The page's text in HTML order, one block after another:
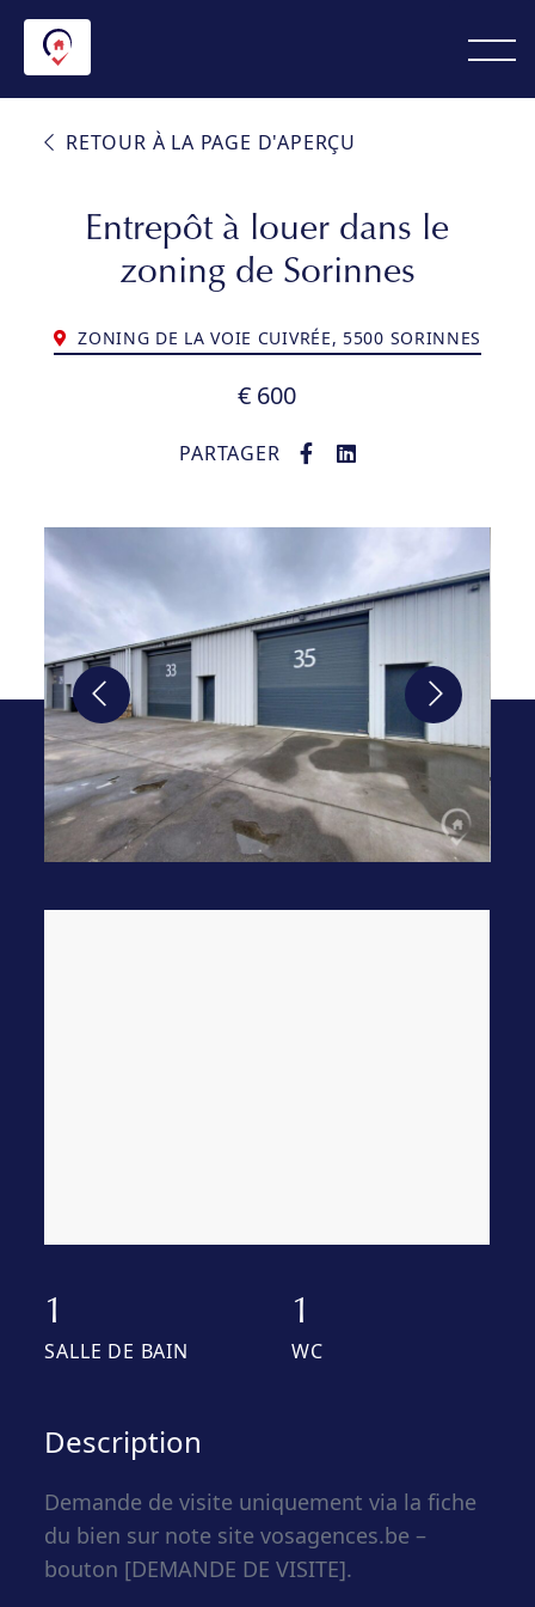
RETOUR À LA PAGE D'APERÇU
Entrepôt à louer dans le
zoning de Sorinnes
ZONING DE LA VOIE CUIVRÉE, 5500 SORINNES
€ 600
PARTAGER
1
SALLE DE BAIN
1
WC
Description
Demande de visite uniquement via la fiche
du bien sur note site vosagences.be –
bouton [DEMANDE DE VISITE].